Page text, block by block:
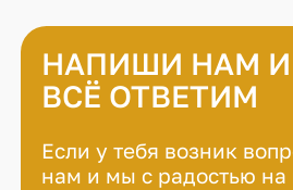
НАПИШИ НАМ
ВСЁ ОТВЕТИМ
Если у тебя возник
нам и мы с радостью на